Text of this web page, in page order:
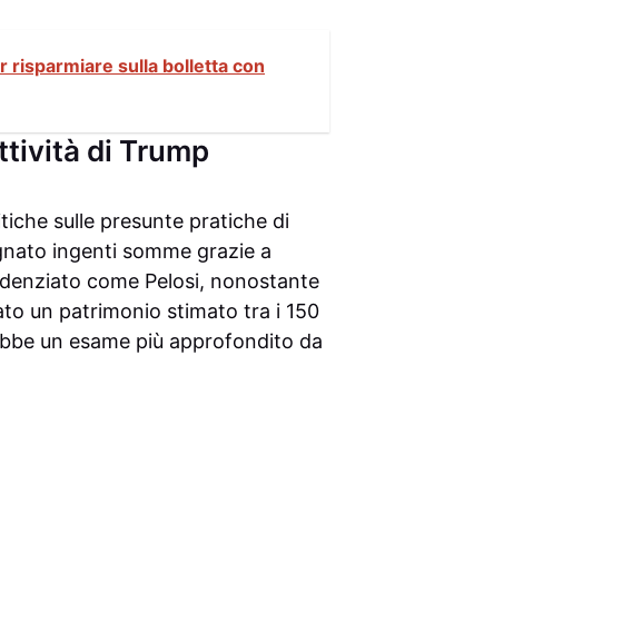
risparmiare sulla bolletta con
di Trump
sulle presunte pratiche di
ingenti somme grazie a
come Pelosi, nonostante
un patrimonio stimato tra i 150
un esame più approfondito da